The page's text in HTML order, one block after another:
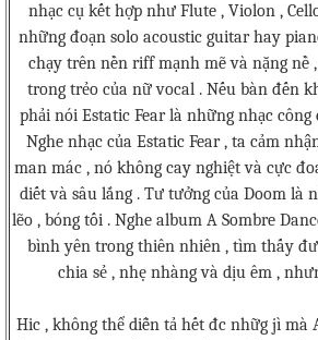
nhạc cụ kết hợp như Flute , Violon ,
những đoạn solo acoustic guitar hay
chạy trên nền riff mạnh mẽ và nặng nề
trong trẻo của nữ vocal . Nếu bàn đến
phải nói Estatic Fear là những nhạc
Nghe nhạc của Estatic Fear , ta cảm
man mác , nó không cay nghiệt và cực
diết và sâu lắng . Tư tưởng của Doom là
lẽo , bóng tối . Nghe album A Sombre
bình yên trong thiên nhiên , tìm thấy
chia sẻ , nhẹ nhàng và dịu êm ,
Hic , không thể diễn tả hết đc nhữg jì mà